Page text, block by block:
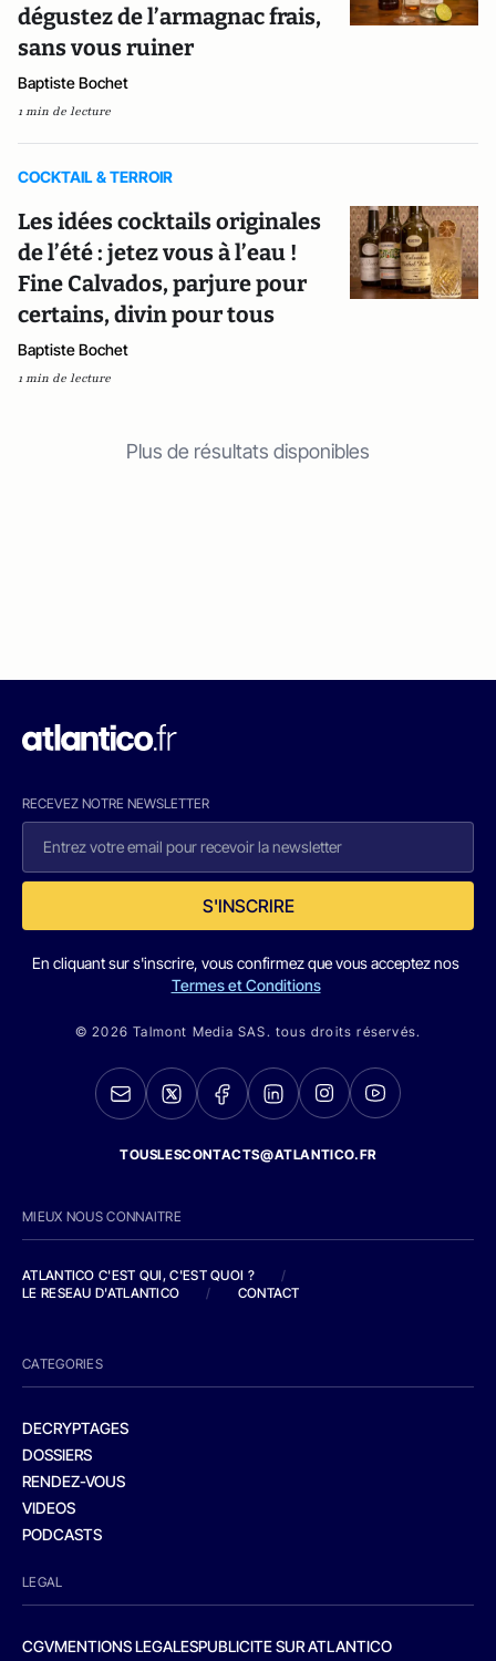
dégustez de l’armagnac frais,
sans vous ruiner
Baptiste Bochet
1 min de lecture
COCKTAIL & TERROIR
Les idées cocktails originales
de l’été : jetez vous à l’eau !
Fine Calvados, parjure pour
certains, divin pour tous
Baptiste Bochet
1 min de lecture
Plus de résultats disponibles
RECEVEZ NOTRE NEWSLETTER
S'INSCRIRE
En cliquant sur s'inscrire, vous confirmez que vous acceptez nos
Termes et Conditions
© 2026 Talmont Media SAS. tous droits réservés.
TOUSLESCONTACTS@ATLANTICO.FR
MIEUX NOUS CONNAITRE
ATLANTICO C'EST QUI, C'EST QUOI ?
/
LE RESEAU D'ATLANTICO
/ CONTACT
CATEGORIES
DECRYPTAGES
DOSSIERS
RENDEZ-VOUS
VIDEOS
PODCASTS
LEGAL
CGVMENTIONS LEGALESPUBLICITE SUR ATLANTICO